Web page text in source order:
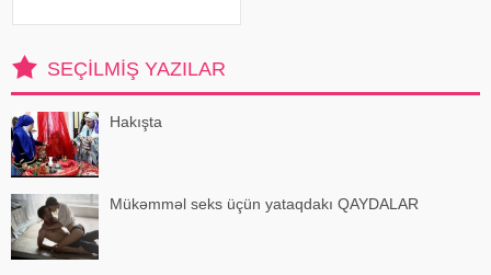
SEÇILMIŞ YAZILAR
Hakışta
Mükəmməl seks üçün yataqdakı QAYDALAR